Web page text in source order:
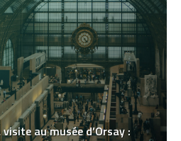
au musée d’Orsay :